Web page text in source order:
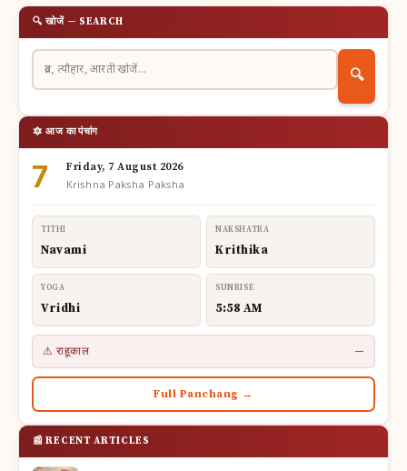
🔍 खोजें — SEARCH
🔍
🔯 आज का पंचांग
7 Friday, 7 August 2026
Krishna Paksha Paksha
TITHI
Navami
NAKSHATRA
Krithika
YOGA
Vridhi
SUNRISE
5:58 AM
⚠ राहूकाल —
Full Panchang →
📰 RECENT ARTICLES